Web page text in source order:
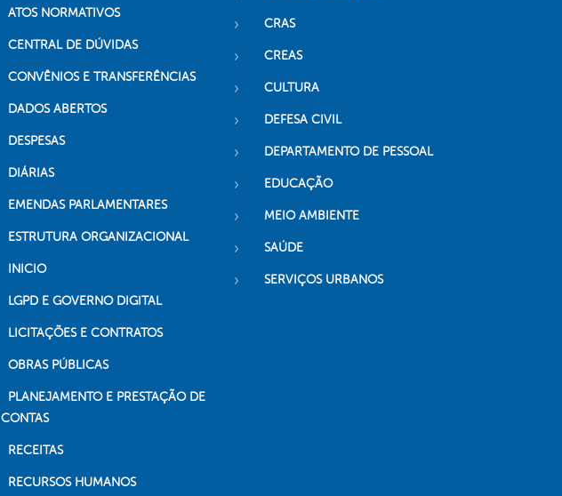
ATOS NORMATIVOS
CENTRAL DE DÚVIDAS
CONVÊNIOS E TRANSFERÊNCIAS
DADOS ABERTOS
DESPESAS
DIÁRIAS
EMENDAS PARLAMENTARES
ESTRUTURA ORGANIZACIONAL
INICIO
LGPD E GOVERNO DIGITAL
LICITAÇÕES E CONTRATOS
OBRAS PÚBLICAS
PLANEJAMENTO E PRESTAÇÃO DE
CONTAS
RECEITAS
RECURSOS HUMANOS
CRAS
CREAS
CULTURA
DEFESA CIVIL
DEPARTAMENTO DE PESSOAL
EDUCAÇÃO
MEIO AMBIENTE
SAÚDE
SERVIÇOS URBANOS